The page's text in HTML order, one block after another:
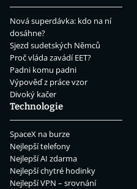
Nová superdávka: kdo na ní
dosáhne?
Sjezd sudetských Němců
Proč vláda zavádí EET?
Padni komu padni
Výpověď z práce vzor
Divoký kačer
Technologie
SpaceX na burze
Nejlepší telefony
Nejlepší AI zdarma
Nejlepší chytré hodinky
Nejlepší VPN – srovnání